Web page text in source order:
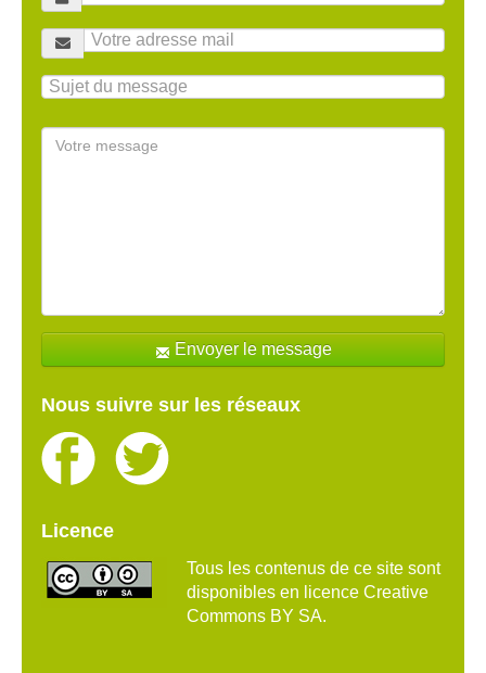
Envoyer le message
Nous suivre sur les réseaux
Licence
Tous les contenus de ce site sont
disponibles en licence Creative
Commons BY SA.